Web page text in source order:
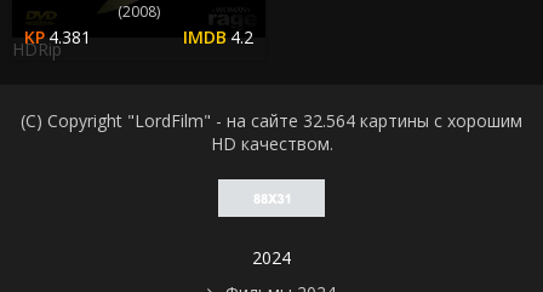
(2008)
4.381 4.2
HDRip
(C) Copyright "LordFilm" - на сайте 32.564 картины с хорошим
HD качеством.
2024